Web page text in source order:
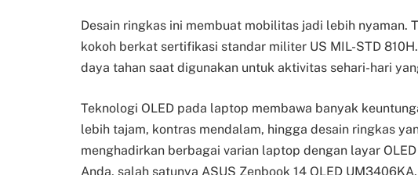
Desain ringkas ini membuat mobilitas jadi lebih nyaman.
kokoh berkat sertifikasi standar militer US MIL-STD
daya tahan saat digunakan untuk aktivitas sehari-hari
Teknologi OLED pada laptop membawa banyak
lebih tajam, kontras mendalam, hingga desain ringkas
menghadirkan berbagai varian laptop dengan layar
Anda, salah satunya ASUS Zenbook 14 OLED